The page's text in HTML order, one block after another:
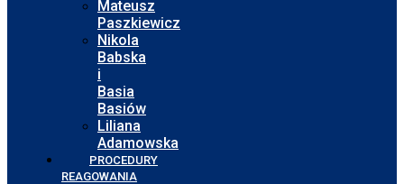
Mateusz
Paszkiewicz
Nikola
Babska
i
Basia
Basiów
Liliana
Adamowska
PROCEDURY
REAGOWANIA